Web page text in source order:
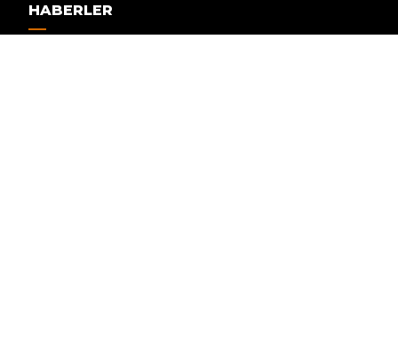
HABERLER